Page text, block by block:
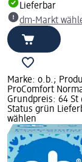
Lieferbar
dm-Markt
Marke: o.b.;
ProComfort
Grundpreis: 64 St
Status grün
wählen